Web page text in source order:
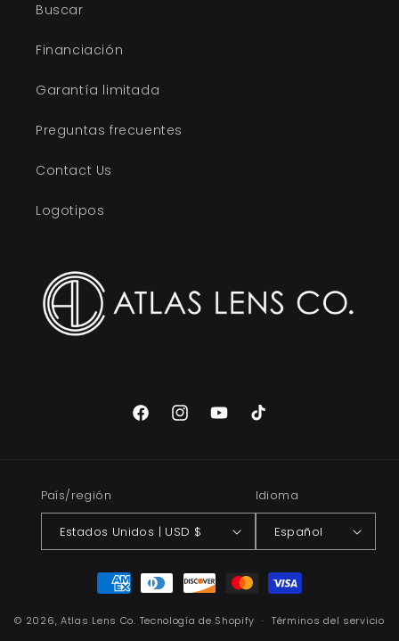
Buscar
Financiación
Garantía limitada
Preguntas frecuentes
Contact Us
Logotipos
FacebookInstagramYouTubeTikTok
País/región
Estados Unidos | USD $
Idioma
Español
Formas
de
pago
© 2026, Atlas Lens Co. Tecnología de Shopify
Términos del servicio